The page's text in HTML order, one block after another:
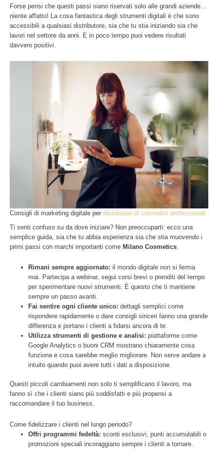
Forse pensi che questi passi siano riservati solo alle grandi aziende…
niente affatto! La cosa fantastica degli strumenti digitali è che sono
accessibili a qualsiasi distributore, sia che tu stia iniziando sia che
lavori nel settore da anni. E in poco tempo puoi vedere risultati
davvero positivi.
Consigli di marketing digitale per distributori di cosmetici professionali
Ti senti confuso su da dove iniziare? Non preoccuparti: ecco una
semplice guida, sia che tu abbia esperienza sia che stia muovendo i
primi passi con marchi importanti come Milano Cosmetics
Rimani sempre aggiornato: il mondo digitale non si ferma
mai. Partecipa a webinar, segui corsi brevi o prenditi del tempo
per sperimentare nuovi strumenti. È questo che ti mantiene
sempre un passo avanti.
Fai sentire ogni cliente unico: dettagli semplici come
rispondere rapidamente o dare consigli sinceri fanno una grande
differenza e portano i clienti a fidarsi ancora di te.
Utilizza strumenti di gestione e analisi: piattaforme come
Google Analytics o buoni CRM mostrano chiaramente cosa
funziona e cosa sarebbe meglio migliorare. Non serve andare a
intuito quando puoi avere tutti i dati a disposizione.
Questi piccoli cambiamenti non solo ti semplificano il lavoro, ma
fanno sì che i clienti siano più soddisfatti e più propensi a
raccomandare il tuo business.
Come fidelizzare i clienti nel lungo periodo?
Offri programmi fedeltà: sconti esclusivi, punti accumulabili o
promozioni speciali incoraggiano sempre i clienti a tornare.